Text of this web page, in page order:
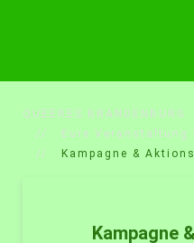
QUEERES BRANDENBURG
Eure Veranstaltung
Kampagne &
Kampagne